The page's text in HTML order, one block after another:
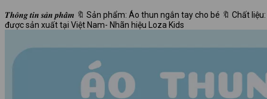
𝑻𝒉𝒐̂𝒏𝒈 𝒕𝒊𝒏 𝒔𝒂̉𝒏 𝒑𝒉𝒂̂̉𝒎 🔖 Sản phẩm: Áo thun ngắn tay cho bé 🔖 Chất
được sản xuất tại Việt Nam- Nhãn hiệu Loza Kids